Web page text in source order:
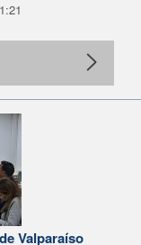
Valparaíso